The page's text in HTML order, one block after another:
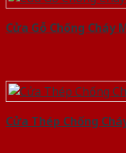
Cửa Gỗ Chống Cháy
Cửa Thép Chống